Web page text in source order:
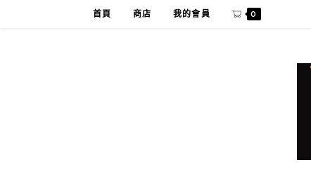
首頁 商店 我的會員 0